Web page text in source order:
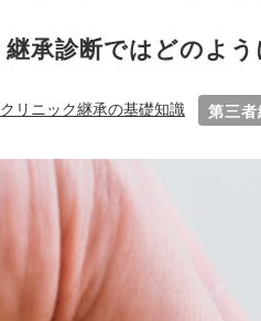
継承診断ではどのよ
クリニック継承の基礎知識 第三者